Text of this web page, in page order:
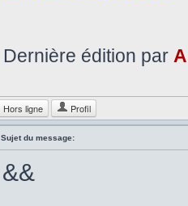
Dernière édition par
Hors ligne Profil
Sujet du message:
&&